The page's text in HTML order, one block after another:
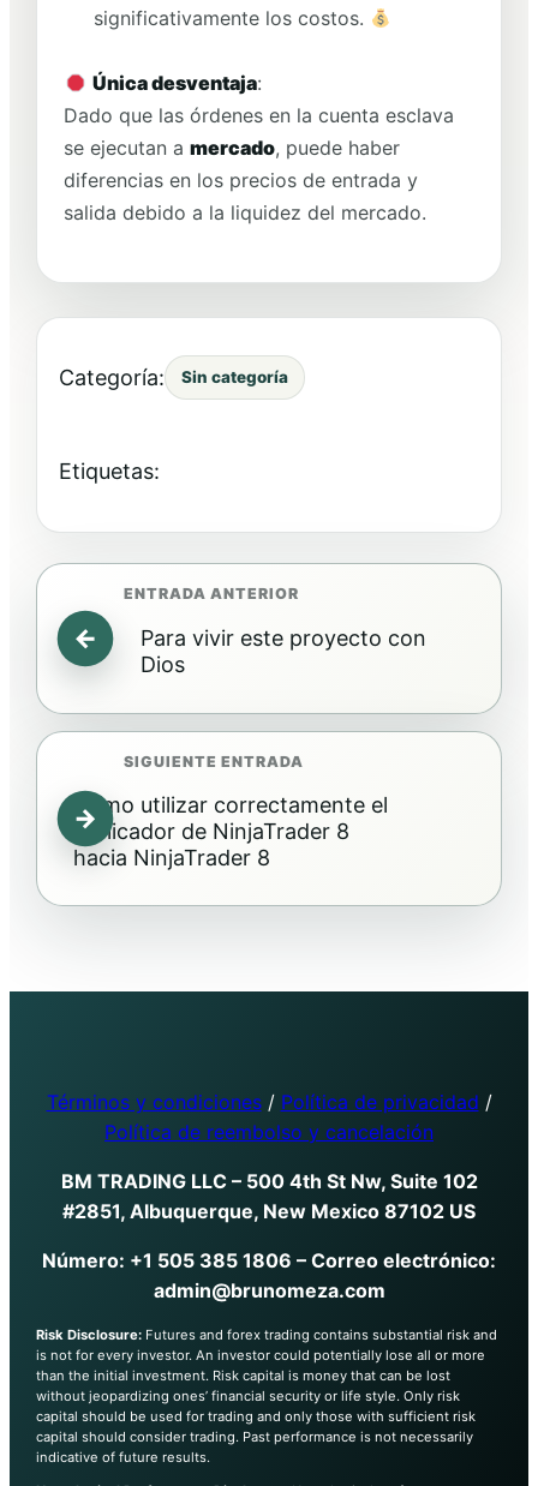
significativamente los costos.
Única desventaja:
Dado que las órdenes en la cuenta esclava
se ejecutan amercado, puede haber
diferencias en los precios de entrada y
salida debido a la liquidez del mercado.
Categoría: Sin categoría
Etiquetas:
Para vivir este proyecto con
Dios
Cómo utilizar correctamente el
replicador de NinjaTrader 8
hacia NinjaTrader 8
Términos y condiciones/ Política de privacidad /
Política de reembolso y cancelación
BM TRADING LLC – 500 4th St Nw, Suite 102
#2851, Albuquerque, New Mexico 87102 US
Número: +1 505 385 1806 – Correo electrónico:
admin@brunomeza.com
Risk Disclosure: Futures and forex trading contains substantial risk and
is not for every investor. An investor could potentially lose all or more
than the initial investment. Risk capital is money that can be lost
without jeopardizing ones’ financial security or life style. Only risk
capital should be used for trading and only those with sufficient risk
capital should consider trading. Past performance is not necessarily
indicative of future results.